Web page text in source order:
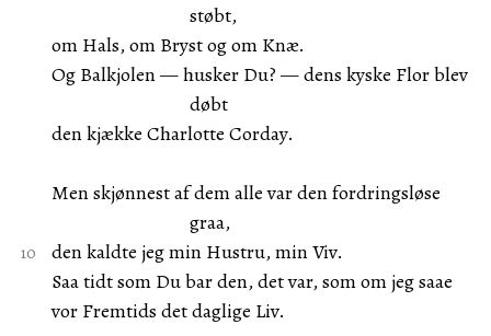
støbt,
om Hals, om Bryst og om Knæ.
Og Balkjolen — husker Du? — dens kyske Flor blev
døbt
den kjække Charlotte Corday.
Men skjønnest af dem alle var den fordringsløse
graa,
den kaldte jeg min Hustru, min Viv.
Saa tidt som Du bar den, det var, som om jeg saae
vor Fremtids det daglige Liv.